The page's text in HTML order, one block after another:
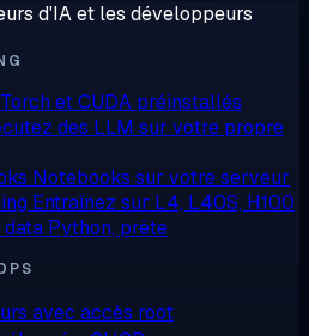
d'IA et les développeurs
et CUDA préinstallés
des LLM sur votre propre
Notebooks sur votre serveur
Entraînez sur L4, L40S, H100
Python, prête
avec accès root